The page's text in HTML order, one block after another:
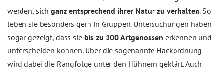
werden, sich ganz entsprechend ihrer Natur zu verhalten. So
leben sie besonders gern in Gruppen. Untersuchungen haben
sogar gezeigt, dass sie bis zu 100 Artgenossen erkennen und
unterscheiden können. Über die sogenannte Hackordnung
wird dabei die Rangfolge unter den Hühnern geklärt. Auch